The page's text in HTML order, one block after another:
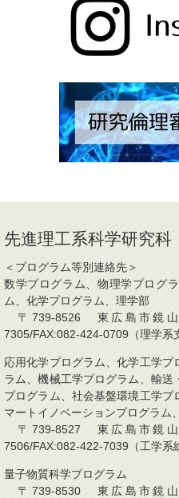
先進理工系科学研究科
＜プログラム等別連絡先＞
数学プログラム、物理学プログ
ム、化学プログラム、理学部
〒739-8526 東広島市鏡
7305/FAX:082-424-0709（理学系
応用化学プログラム、化学工学
ラム、機械工学プログラム、輸
プログラム、社会基盤環境工学プ
マートイノベーションプログラム
〒739-8527 東広島市鏡
7506/FAX:082-422-7039（工学系
量子物質科学プログラム
〒739-8530 東広島市鏡